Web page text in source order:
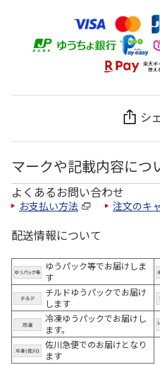
シ
マークや記載内容につ
よくあるお問い合わせ
お支払い方法 注文のキ
配送情報について
ゆうパック等でお届けしま
す
チルドゆうパックでお届け
します
冷凍ゆうパックでお届けし
ます。
佐川急便でのお届けとなり
ます